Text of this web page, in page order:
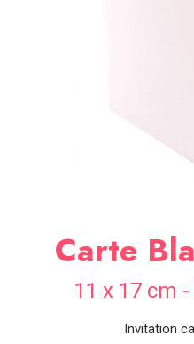
Carte
11 x 17 cm
Invitation